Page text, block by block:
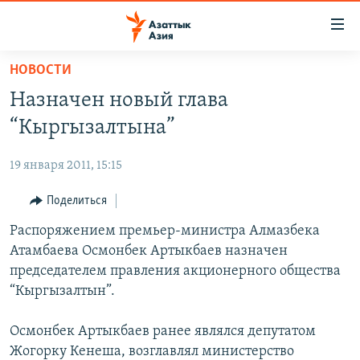
Вернуться
основному
содержанию
Вернутся
навигации
Вернутся
поиску
УЗБЕКИСТАН
ТАДЖИКИСТАН
НОВОСТИ
ВОЙНА В УКРАИНЕ
НА ДРУГИХ ЯЗЫКАХ
ҚАЗАҚША
КЫРГЫЗЧА
ТОҶИКӢ
Все сайты РСЕ/РС
НОВОСТИ
Назначен новый глава
“Кыргызалтына”
19 января 2011, 15:15
Поделиться
Распоряжением премьер-министра Алмазбека
Атамбаева Осмонбек Артыкбаев назначен
председателем правления акционерного общества
“Кыргызалтын”.
Осмонбек Артыкбаев ранее являлся депутатом
Жогорку Кенеша, возглавлял министерство